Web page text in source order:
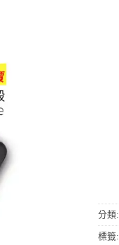
分類:
標籤: